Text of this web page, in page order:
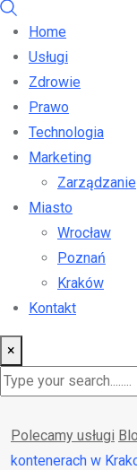
Home
Usługi
Zdrowie
Prawo
Technologia
Marketing
Zarządzanie
Miasto
Wrocław
Poznań
Kraków
Kontakt
×
Polecamy usługi
kontenerach w